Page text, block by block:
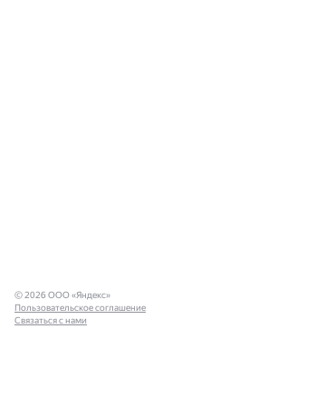
© 2026 ООО «Яндекс»
Пользовательское соглашение
Связаться с нами